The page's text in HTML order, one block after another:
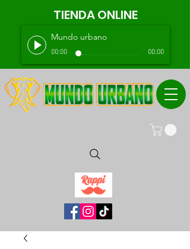
TIENDA ONLINE
Mundo urbano
00:00 00:00